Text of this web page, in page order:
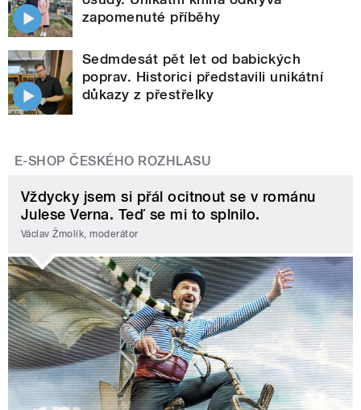
zapomenuté příběhy
Sedmdesát pět let od babických
poprav. Historici představili unikátní
důkazy z přestřelky
E-SHOP ČESKÉHO ROZHLASU
Vždycky jsem si přál ocitnout se v románu
Julese Verna. Teď se mi to splnilo.
Václav Žmolík, moderátor